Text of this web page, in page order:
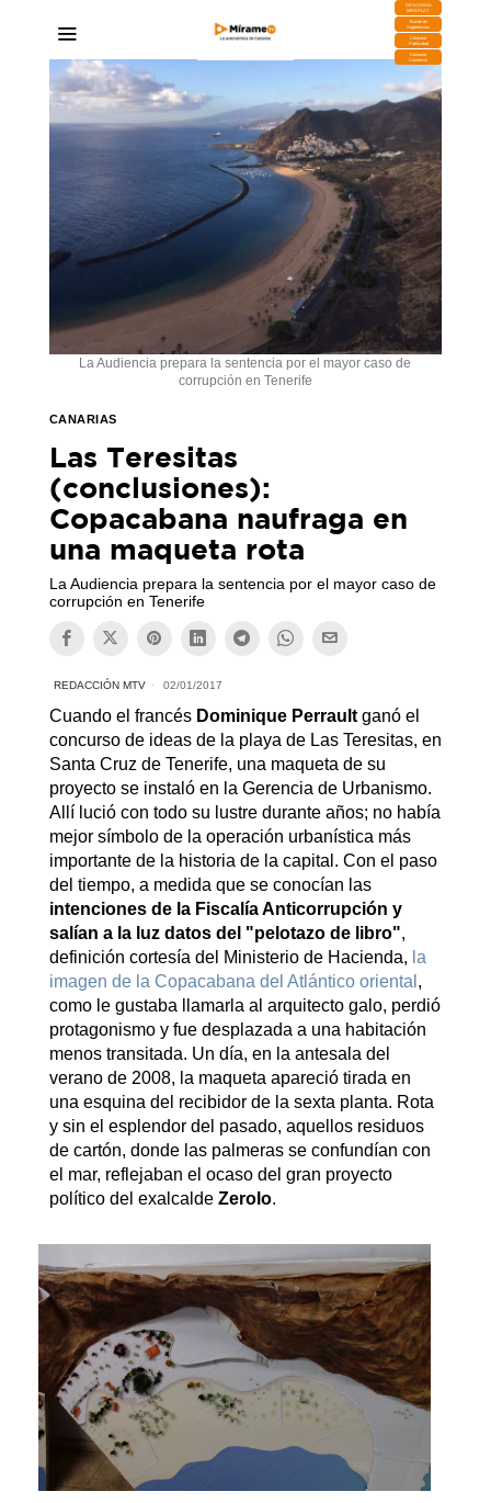
DESCARGA
MIRAPLAY
Buzón de
Sugerencias
Contratar
Publicidad
Contacto
Comercial
La Audiencia prepara la sentencia por el mayor caso de
corrupción en Tenerife
CANARIAS
Las Teresitas
(conclusiones):
Copacabana naufraga en
una maqueta rota
La Audiencia prepara la sentencia por el mayor caso de
corrupción en Tenerife
REDACCIÓN MTV 02/01/2017
Cuando el francés Dominique Perraultganó el
concurso de ideas de la playa de Las Teresitas, en
Santa Cruz de Tenerife, una maqueta de su
proyecto se instaló en la Gerencia de Urbanismo.
Allí lució con todo su lustre durante años; no había
mejor símbolo de la operación urbanística más
importante de la historia de la capital. Con el paso
del tiempo, a medida que se conocían las
intenciones de la Fiscalía Anticorrupción y
salían a la luz datos del "pelotazo de libro",
definición cortesía del Ministerio de Hacienda, la
imagen de la Copacabana del Atlántico oriental ,
como le gustaba llamarla al arquitecto galo, perdió
protagonismo y fue desplazada a una habitación
menos transitada. Un día, en la antesala del
verano de 2008, la maqueta apareció tirada en
una esquina del recibidor de la sexta planta. Rota
y sin el esplendor del pasado, aquellos residuos
de cartón, donde las palmeras se confundían con
el mar, reflejaban el ocaso del gran proyecto
político del exalcalde Zerolo.